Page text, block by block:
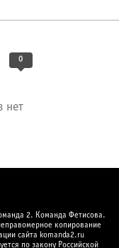
0
нет
2. Команда Фетисова.
копирование
сайта komanda2.ru
по закону Российской